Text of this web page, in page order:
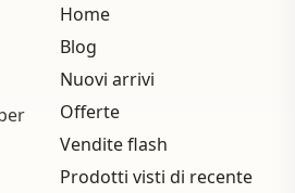
Home
Blog
Nuovi arrivi
Offerte
Vendite flash
Prodotti visti di recente